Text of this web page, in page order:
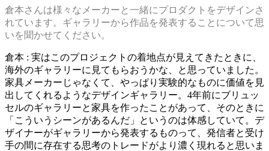
倉本さんは様々なメーカーと一緒にプロダクトをデザインさ
れています。ギャラリーから作品を発表することについて思
いを聞かせてください。
倉本 : 実はこのプロジェクトの着地点が見えてきたときに、
海外のギャラリーに見てもらおうかな、と思っていました。
家具メーカーじゃなくて、やっぱり実験的なものに価値を見
出してくれるようなデザインギャラリー。4年前にブリュッ
セルのギャラリーと家具を作ったことがあって、そのときに
「こういうシーンがあるんだ」というのは体感していて。デ
ザイナーがギャラリーから発表するものって、発信者と受け
手の間に存在する思考のトレードがより濃く現れると思いま